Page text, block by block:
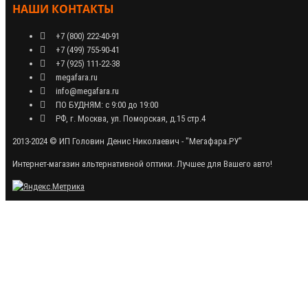
НАШИ КОНТАКТЫ
+7 (800) 222-40-91
+7 (499) 755-90-41
+7 (925) 111-22-38
megafara.ru
info@megafara.ru
ПО БУДНЯМ: с 9:00 до 19:00
РФ, г. Москва, ул. Поморская, д.15 стр.4
2013-2024 © ИП Головин Денис Николаевич - "Мегафара.РУ"
Интернет-магазин альтернативной оптики. Лучшее для Вашего авто!